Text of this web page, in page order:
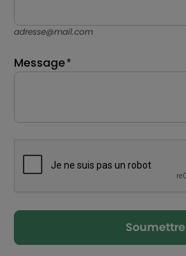
adresse@mail.com
Message
Soumettre